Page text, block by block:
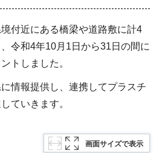
付近にある橋梁や道路敷に計4
令和4年10月1日から31日の間に
トしました。
情報提供し、連携してプラスチ
ていきます。
画面サイズで表示